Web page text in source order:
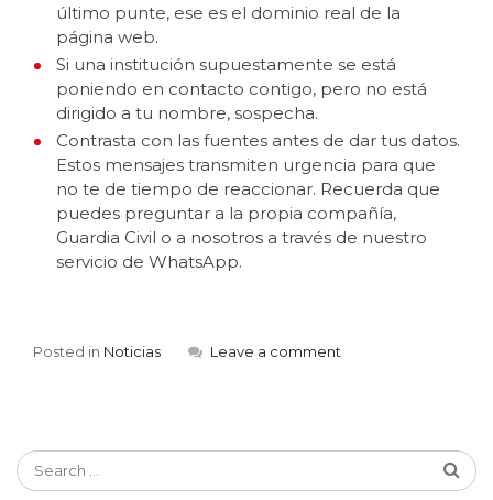
último punte, ese es el dominio real de la
página web.
Si una institución supuestamente se está
poniendo en contacto contigo, pero no está
dirigido a tu nombre, sospecha.
Contrasta con las fuentes antes de dar tus datos.
Estos mensajes transmiten urgencia para que
no te de tiempo de reaccionar. Recuerda que
puedes preguntar a la propia compañía,
Guardia Civil o a nosotros a través de nuestro
servicio de WhatsApp.
Posted in Noticias Leave a comment